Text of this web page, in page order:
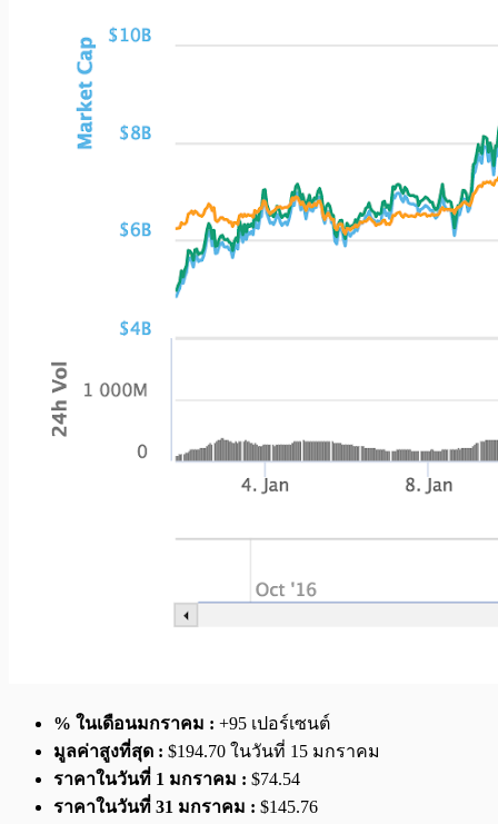
% ในเดือนมกราคม : +95 เปอร์เซนต์
มูลค่าสูงที่สุด : $194.70 ในวันที่ 15 มกราคม
ราคาในวันที่ 1 มกราคม : $74.54
ราคาในวันที่ 31 มกราคม : $145.76